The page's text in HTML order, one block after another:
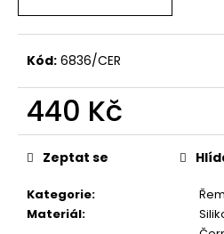
Kód: 6836/CER
440 Kč
Měrná
cena:
Kategorie:
Materiál:
Zeptat se
e